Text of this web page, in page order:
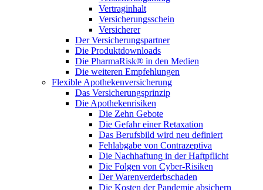
Vertraginhalt
Versicherungsschein
Versicherer
Der Versicherungspartner
Die Produktdownloads
Die PharmaRisk® in den Medien
Die weiteren Empfehlungen
Flexible Apothekenversicherung
Das Versicherungsprinzip
Die Apothekenrisiken
Die Zehn Gebote
Die Gefahr einer Retaxation
Das Berufsbild wird neu definiert
Fehlabgabe von Contrazeptiva
Die Nachhaftung in der Haftpflicht
Die Folgen von Cyber-Risiken
Der Warenverderbschaden
Die Kosten der Pandemie absichern